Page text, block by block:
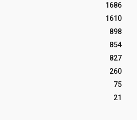
1686
1610
898
854
827
260
75
21